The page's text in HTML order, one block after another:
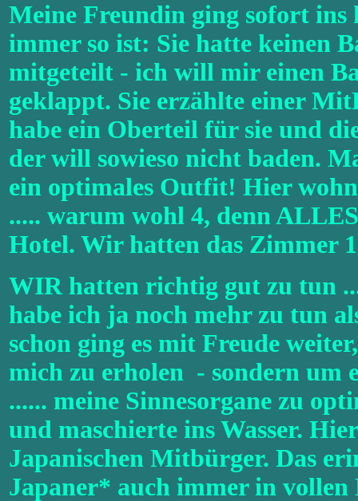
Meine Freundin ging sofort ins
immer so ist: Sie hatte keinen
mitgeteilt - ich will mir einen
geklappt. Sie erzählte einer
habe ein Oberteil für sie und
der will sowieso nicht baden.
ein optimales Outfit! Hier
..... warum wohl 4, denn
Hotel. Wir hatten das Zimmer
WIR hatten richtig gut zu tun
habe ich ja noch mehr zu tun
schon ging es mit Freude
mich zu erholen - sondern um
...... meine Sinnesorgane zu
und maschierte ins Wasser.
Japanischen Mitbürger. Das
Japaner* auch immer in vollen